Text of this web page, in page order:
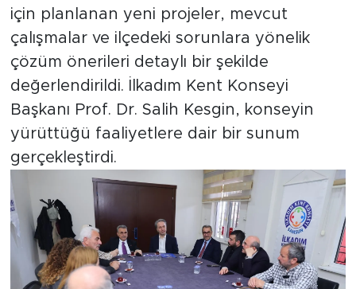
için planlanan yeni projeler, mevcut
çalışmalar ve ilçedeki sorunlara yönelik
çözüm önerileri detaylı bir şekilde
değerlendirildi. İlkadım Kent Konseyi
Başkanı Prof. Dr. Salih Kesgin, konseyin
yürüttüğü faaliyetlere dair bir sunum
gerçekleştirdi.